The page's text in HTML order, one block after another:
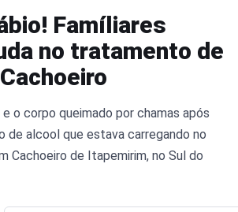
Famíliares
no tratamento de
o corpo queimado por chamas após
de alcool que estava carregando no
Cachoeiro de Itapemirim, no Sul do